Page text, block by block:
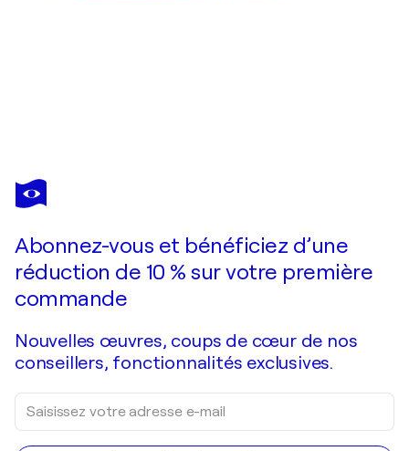
LARISSA EGNER
Lilac Escape
Abonnez-vous et bénéficiez d’une
réduction de 10 % sur votre première
commande
Nouvelles œuvres, coups de cœur de nos
conseillers, fonctionnalités exclusives.